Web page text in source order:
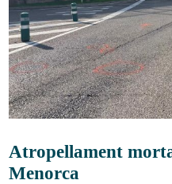
Atropellament
Menorca